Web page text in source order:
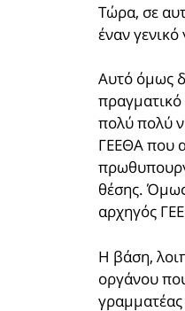
Τώρα, σε
έναν
Αυτό όμως
πολύ πολύ
ΓΕΕΘΑ που
θέσης.
αρχηγός
Η βάση,
οργάνου
γραμματέας